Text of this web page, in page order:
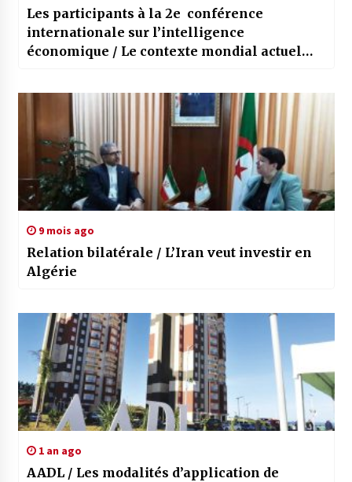
Les participants à la 2e conférence
internationale sur l’intelligence
économique / Le contexte mondial actuel
que pôle industriel important
9 mois ago
Relation bilatérale / L’Iran veut investir en
Algérie
1 an ago
AADL / Les modalités d’application de